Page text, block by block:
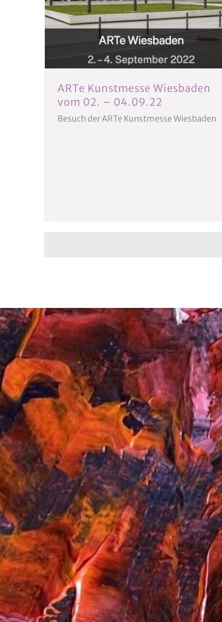
ARTe Kunstmesse Wiesbaden
vom 02. – 04.09.22
Besuch der ARTe Kunstmesse Wiesbaden